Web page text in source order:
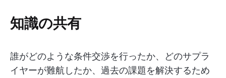
知識の共有
誰がどのような条件交渉を行ったか、どのサプラ
イヤーが難航したか、過去の課題を解決するため